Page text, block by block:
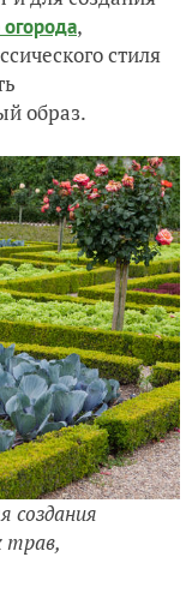
,
стиля
образ.
создания
трав,